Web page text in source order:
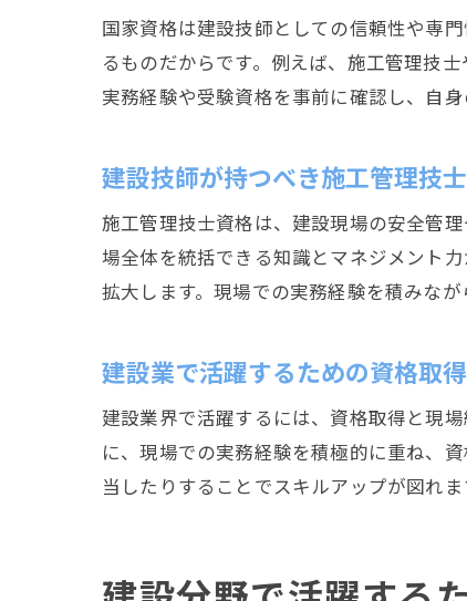
国家資格は建設技師としての信頼性や専
るものだからです。例えば、施工管理技
実務経験や受験資格を事前に確認し、自
建設技師が持つべき施工管理技
施工管理技士資格は、建設現場の安全管
場全体を統括できる知識とマネジメント
拡大します。現場での実務経験を積みな
建設業で活躍するための資格取
建設業界で活躍するには、資格取得と現
に、現場での実務経験を積極的に重ね、
当したりすることでスキルアップが図れ